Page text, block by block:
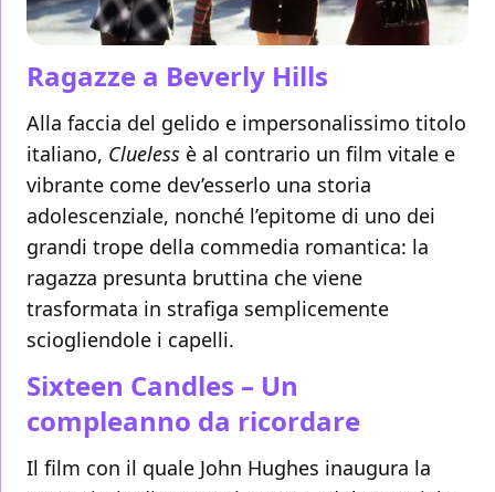
Ragazze a Beverly Hills
Alla faccia del gelido e impersonalissimo titolo
italiano, Clueless è al contrario un film vitale e
vibrante come dev’esserlo una storia
adolescenziale, nonché l’epitome di uno dei
grandi trope della commedia romantica: la
ragazza presunta bruttina che viene
trasformata in strafiga semplicemente
sciogliendole i capelli.
Sixteen Candles – Un
compleanno da ricordare
Il film con il quale John Hughes inaugura la